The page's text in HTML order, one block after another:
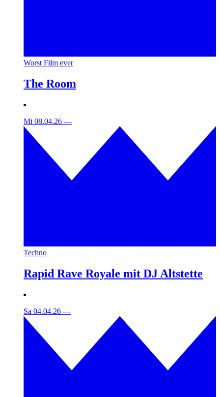
Worst Film ever
The Room
Mi 08.04.26 —
Techno
Rapid Rave Royale mit DJ Altstette
Sa 04.04.26 —